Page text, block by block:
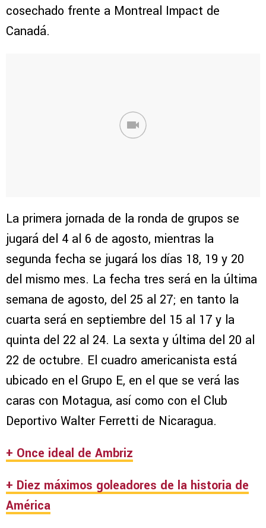
cosechado frente a Montreal Impact de
Canadá.
La primera jornada de la ronda de grupos se
jugará del 4 al 6 de agosto, mientras la
segunda fecha se jugará los días 18, 19 y 20
del mismo mes. La fecha tres será en la última
semana de agosto, del 25 al 27; en tanto la
cuarta será en septiembre del 15 al 17 y la
quinta del 22 al 24. La sexta y última del 20 al
22 de octubre. El cuadro americanista está
ubicado en el Grupo E, en el que se verá las
caras con Motagua, así como con el Club
Deportivo Walter Ferretti de Nicaragua.
+ Once ideal de Ambriz
+ Diez máximos goleadores de la historia de
América